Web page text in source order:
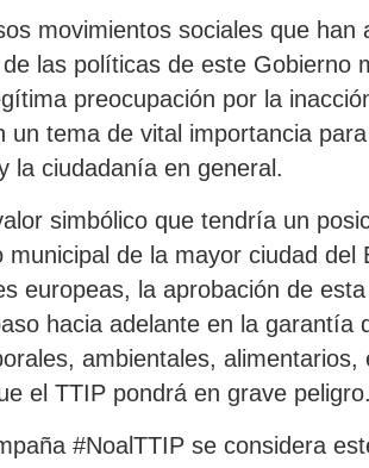
movimientos sociales que han
las políticas de este Gobierno
preocupación por la
un tema de vital importancia
la ciudadanía en general.
simbólico que tendría un
municipal de la mayor ciudad del
europeas, la aprobación de
hacia adelante en la garantía
ambientales, alimentarios,
el TTIP pondrá en grave
#NoalTTIP se considera